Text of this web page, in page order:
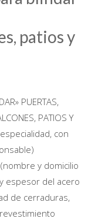
patios y
PUERTAS,
PATIOS Y
con
y domicilio
espesor del acero
de cerraduras,